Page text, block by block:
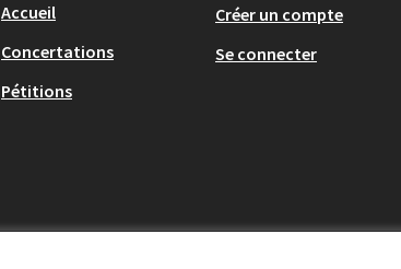
Accueil
Concertations
Pétitions
Créer un compte
Se connecter